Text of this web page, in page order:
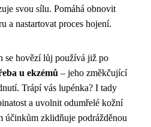
svou sílu. Pomáhá obnovit
a nastartovat proces hojení.
se hovězí lůj používá již po
u ekzémů – jeho změkčující
Trápí vás lupénka? I tady
a uvolnit odumřelé kožní
zklidňuje podrážděnou